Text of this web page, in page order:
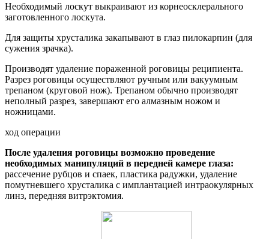
Необходимый лоскут выкраивают из корнеосклерального
заготовленного лоскута.
Для защиты хрусталика закапывают в глаз пилокарпин (для
сужения зрачка).
Производят удаление пораженной роговицы реципиента.
Разрез роговицы осуществляют ручным или вакуумным
трепаном (круговой нож). Трепаном обычно производят
неполный разрез, завершают его алмазным ножом и
ножницами.
ход операции
После удаления роговицы возможно проведение
необходимых манипуляций в передней камере глаза:
рассечение рубцов и спаек, пластика радужки, удаление
помутневшего хрусталика с имплантацией интраокулярных
линз, передняя витрэктомия.